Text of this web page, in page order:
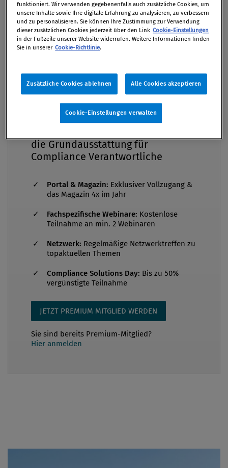
halten und geltende Handelsbeschränkungen
einzuhalten. Ansonsten drohen saftige Strafen.
Die Umsetzung der Bestimmungen stellt die
Compliance-Organisation vor
Christian Brockhausen MBA
Im März 2015 war in der deutschen Tageszeitung
Milliardenstrafe an US-Behörden – Die
Behörden über Sanktionsverstöße und Geldwäsche-
eines Vergleichs zahlt die Bank 1,45 Milliarden
Dollar.“ (Ausgabe vom 12. März 2015) Erst kürzlich
haben US-Behörden der französischen Großbank
BNP Paribas wegen Geschäften mit Iran, Kuba und
dem Sudan eine Rekordstrafe in...
Compliance Praxis Premium
die Grundausstattung für
Compliance Verantwortliche
Portal & Magazin: Exklusiver Vollzugang &
das Magazin 4x im Jahr
Fachspezifische Webinare: Kostenlose
Teilnahme an min. 2 Webinaren
Netzwerk: Regelmäßige Netzwerktreffen zu
topaktuellen Themen
Compliance Solutions Day: Bis zu 50%
vergünstigte Teilnahme
JETZT PREMIUM MITGLIED WERDEN
Sie sind bereits Premium-Mitglied?
Hier anmelden
funktioniert. Wir verwenden gegebenenfalls auch zusätzliche Cookies, um
unsere Inhalte sowie Ihre digitale Erfahrung zu analysieren, zu verbessern
und zu personalisieren. Sie können Ihre Zustimmung zur Verwendung
dieser zusätzlichen Cookies jederzeit über den Link Cookie-Einstellungen
in der Fußzeile unserer Website widerrufen. Weitere Informationen finden
Sie in unserer Cookie-Richtlinie.
Zusätzliche Cookies ablehnen Alle Cookies akzeptieren
Cookie-Einstellungen verwalten